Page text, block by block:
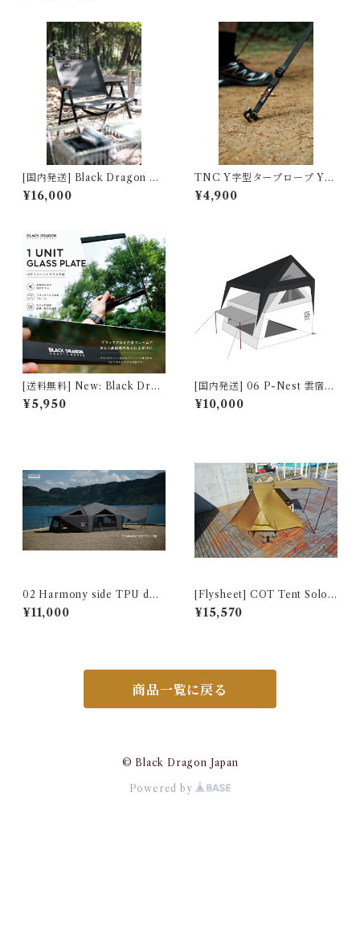
[国内発送] Black Dragon Ke
rmit Chair カーミットチェア
¥16,000
TNC Y字型タープロープ Y-s
haped tarp rope
¥4,900
[送料無料] New: Black Drag
on IGT 1ユニット ガラス天板
【1 UNIT GLASS PLATE】
¥5,950
[国内発送] 06 P-Nest 雲宿
強雨対応フライシート(Heavy
Rain Protection Flysheet)
¥10,000
02 Harmony side TPU doo
r
¥11,000
[Flysheet] COT Tent Solo
FLY (テントの外張り)
¥15,570
商品一覧に戻る
© Black Dragon Japan
Powered by